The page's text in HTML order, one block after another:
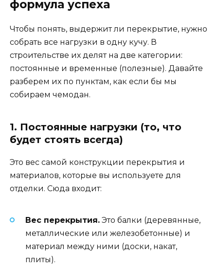
формула успеха
Чтобы понять, выдержит ли перекрытие, нужно
собрать все нагрузки в одну кучу. В
строительстве их делят на две категории:
постоянные и временные (полезные). Давайте
разберем их по пунктам, как если бы мы
собираем чемодан.
1. Постоянные нагрузки (то, что
будет стоять всегда)
Это вес самой конструкции перекрытия и
материалов, которые вы используете для
отделки. Сюда входит:
Вес перекрытия. Это балки (деревянные,
металлические или железобетонные) и
материал между ними (доски, накат,
плиты).